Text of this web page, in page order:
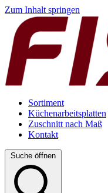
Zum Inhalt springen
Sortiment
Küchenarbeitsplatten
Zuschnitt nach Maß
Kontakt
Suche öffnen